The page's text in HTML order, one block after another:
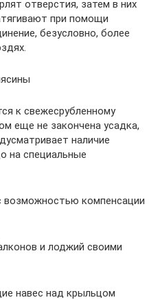
отверстия, затем в них
при помощи
безусловно, более
к свежесрубленному
еще не закончена усадка,
наличие
на специальные
возможностью компенсации
и лоджий своими
навес над крыльцом